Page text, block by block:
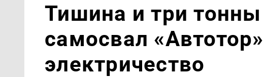
Тишина и три
самосвал
электричество